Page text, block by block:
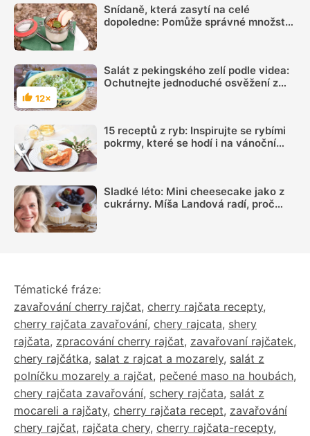
Snídaně, která zasytí na celé
dopoledne: Pomůže správné množství
Hodnocení
12×
Salát z pekingského zelí podle videa:
Ochutnejte jednoduché osvěžení z
15 receptů z ryb: Inspirujte se rybími
pokrmy, které se hodí i na vánoční
Sladké léto: Mini cheesecake jako z
cukrárny. Míša Landová radí, proč
Tématické fráze:
zavařování cherry rajčat, cherry rajčata recepty,
cherry rajčata zavařování, chery rajcata, shery
rajčata, zpracování cherry rajčat, zavařovaní rajčatek,
chery rajčátka, salat z rajcat a mozarely, salát z
polníčku mozarely a rajčat, pečené maso na houbách,
chery rajčata zavařování, schery rajčata, salát z
mocareli a rajčaty, cherry rajčata recept, zavařování
chery rajčat, rajčata chery, cherry rajčata-recepty,